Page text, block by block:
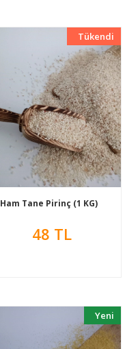
Yeni
Tükendi
Ham Tane Pirinç (1 KG)
48 TL
Yeni